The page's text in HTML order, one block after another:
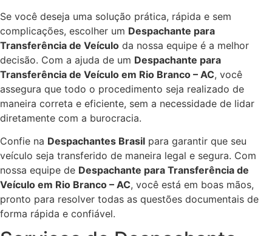
Se você deseja uma solução prática, rápida e sem
complicações, escolher um Despachante para
Transferência de Veículo da nossa equipe é a melhor
decisão. Com a ajuda de um Despachante para
Transferência de Veículo em Rio Branco – AC, você
assegura que todo o procedimento seja realizado de
maneira correta e eficiente, sem a necessidade de lidar
diretamente com a burocracia.
Confie na Despachantes Brasil para garantir que seu
veículo seja transferido de maneira legal e segura. Com
nossa equipe de Despachante para Transferência de
Veículo em Rio Branco – AC, você está em boas mãos,
pronto para resolver todas as questões documentais de
forma rápida e confiável.